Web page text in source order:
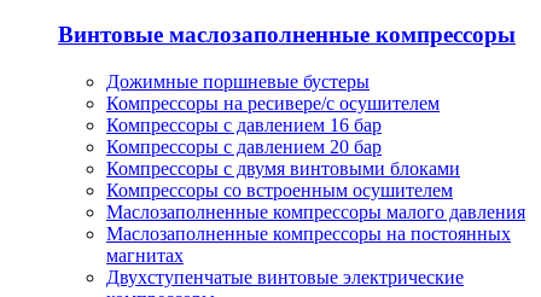
Винтовые маслозаполненные компрессоры
Дожимные поршневые бустеры
Компрессоры на ресивере/с осушителем
Компрессоры с давлением 16 бар
Компрессоры с давлением 20 бар
Компрессоры с двумя винтовыми блоками
Компрессоры со встроенным осушителем
Маслозаполненные компрессоры малого давления
Маслозаполненные компрессоры на постоянных
магнитах
Двухступенчатые винтовые электрические